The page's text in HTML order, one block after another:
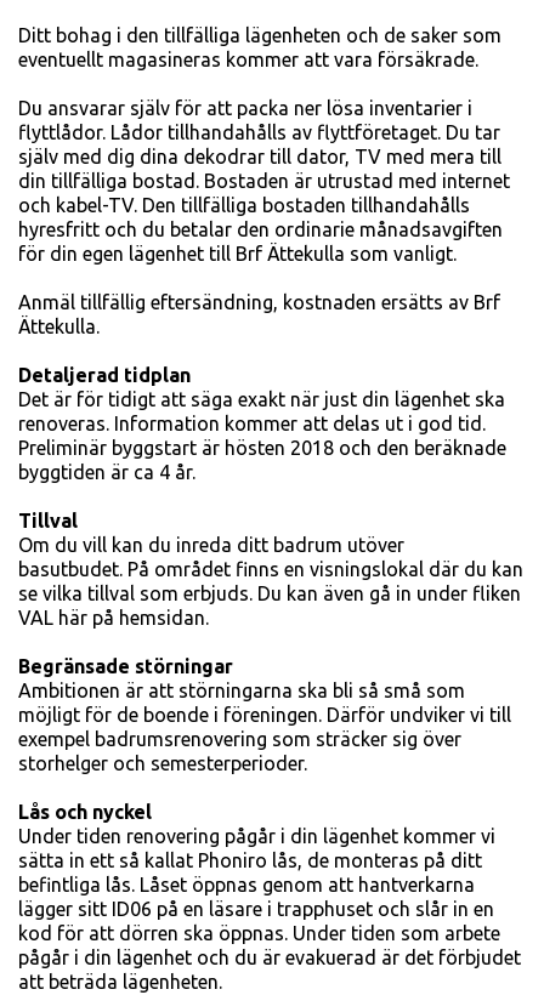
Ditt bohag i den tillfälliga lägenheten och de saker som
eventuellt magasineras kommer att vara försäkrade.
Du ansvarar själv för att packa ner lösa inventarier i
flyttlådor. Lådor tillhandahålls av flyttföretaget. Du tar
själv med dig dina dekodrar till dator, TV med mera till
din tillfälliga bostad. Bostaden är utrustad med internet
och kabel-TV. Den tillfälliga bostaden tillhandahålls
hyresfritt och du betalar den ordinarie månadsavgiften
för din egen lägenhet till Brf Ättekulla som vanligt.
Anmäl tillfällig eftersändning, kostnaden ersätts av Brf
Ättekulla.
Detaljerad tidplan
Det är för tidigt att säga exakt när just din lägenhet ska
renoveras. Information kommer att delas ut i god tid.
Preliminär byggstart är hösten 2018 och den beräknade
byggtiden är ca 4 år.
Tillval
Om du vill kan du inreda ditt badrum utöver
basutbudet. På området finns en visningslokal där du kan
se vilka tillval som erbjuds. Du kan även gå in under fliken
VAL här på hemsidan.
Begränsade störningar
Ambitionen är att störningarna ska bli så små som
möjligt för de boende i föreningen. Därför undviker vi till
exempel badrumsrenovering som sträcker sig över
storhelger och semesterperioder.
Lås och nyckel
Under tiden renovering pågår i din lägenhet kommer vi
sätta in ett så kallat Phoniro lås, de monteras på ditt
befintliga lås. Låset öppnas genom att hantverkarna
lägger sitt ID06 på en läsare i trapphuset och slår in en
kod för att dörren ska öppnas. Under tiden som arbete
pågår i din lägenhet och du är evakuerad är det förbjudet
att beträda lägenheten.